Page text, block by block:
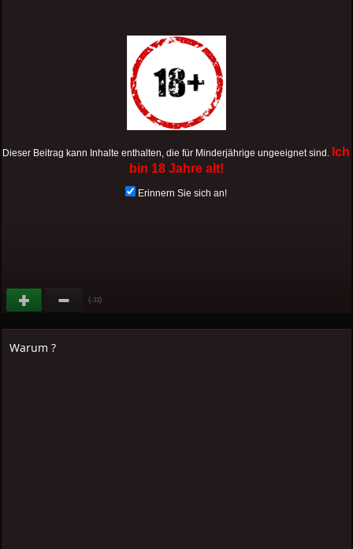
Dieser Beitrag kann Inhalte enthalten, die für Minderjährige ungeeignet sind.
Ich
bin 18 Jahre alt!
Erinnern Sie sich an!
(-33)
Warum ?